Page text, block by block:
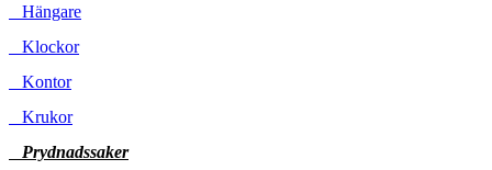
Hängare
Klockor
Kontor
Krukor
Prydnadssaker